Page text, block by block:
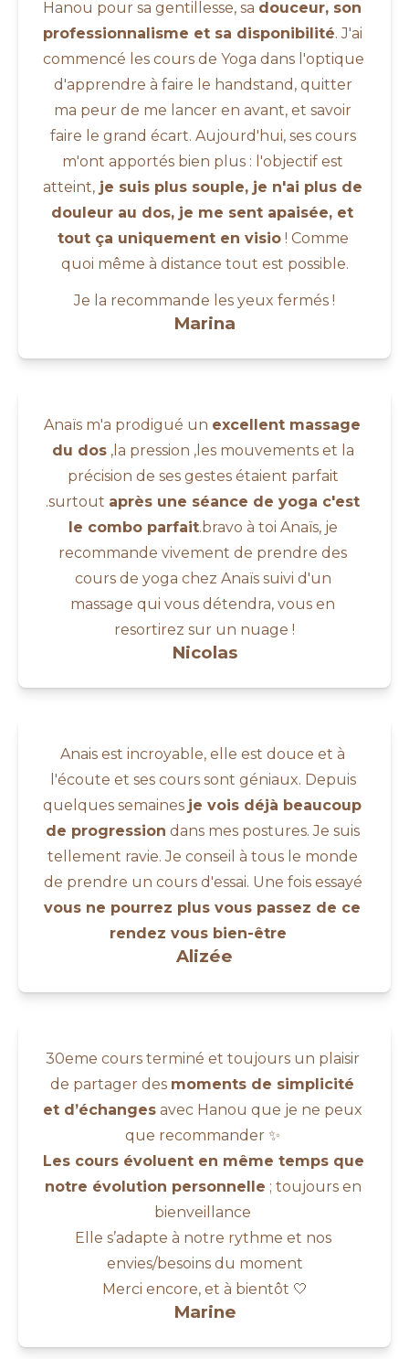
Hanou pour sa gentillesse, sa douceur, son
professionnalisme et sa disponibilité. J'ai
commencé les cours de Yoga dans l'optique
d'apprendre à faire le handstand, quitter
ma peur de me lancer en avant, et savoir
faire le grand écart. Aujourd'hui, ses cours
m'ont apportés bien plus : l'objectif est
atteint, je suis plus souple, je n'ai plus de
douleur au dos, je me sent apaisée, et
tout ça uniquement en visio ! Comme
quoi même à distance tout est possible.
Je la recommande les yeux fermés !
Marina
Anaïs m'a prodigué un excellent massage
du dos ,la pression ,les mouvements et la
précision de ses gestes étaient parfait
.surtout après une séance de yoga c'est
le combo parfait.bravo à toi Anaïs, je
recommande vivement de prendre des
cours de yoga chez Anaïs suivi d'un
massage qui vous détendra, vous en
resortirez sur un nuage !
Nicolas
Anais est incroyable, elle est douce et à
l'écoute et ses cours sont géniaux. Depuis
quelques semaines je vois déjà beaucoup
de progression dans mes postures. Je suis
tellement ravie. Je conseil à tous le monde
vous ne pourrez plus vous passez de ce
rendez vous bien-être
Alizée
30eme cours terminé et toujours un plaisir
de partager des moments de simplicité
et d’échanges avec Hanou que je ne peux
que recommander ✨
Les cours évoluent en même temps que
notre évolution personnelle ; toujours en
bienveillance
Elle s’adapte à notre rythme et nos
envies/besoins du moment
Merci encore, et à bientôt 🤍
Marine